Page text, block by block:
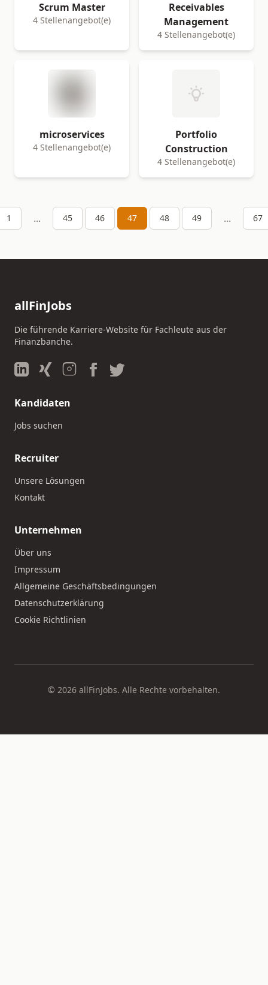
Scrum Master
4 Stellenangebot(e)
Receivables
Management
4 Stellenangebot(e)
microservices
4 Stellenangebot(e)
Portfolio
Construction
4 Stellenangebot(e)
1 ... 45 46 47 48 49 ... 67
allFinJobs
Die führende Karriere-Website für Fachleute aus der
Finanzbanche.
Kandidaten
Jobs suchen
Recruiter
Unsere Lösungen
Kontakt
Unternehmen
Über uns
Impressum
Allgemeine Geschäftsbedingungen
Datenschutzerklärung
Cookie Richtlinien
© 2026 allFinJobs. Alle Rechte vorbehalten.